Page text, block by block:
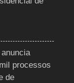
processos
de